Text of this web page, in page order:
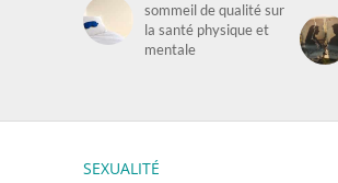
sommeil de qualité sur
la santé physique et
mentale
SEXUALITÉ